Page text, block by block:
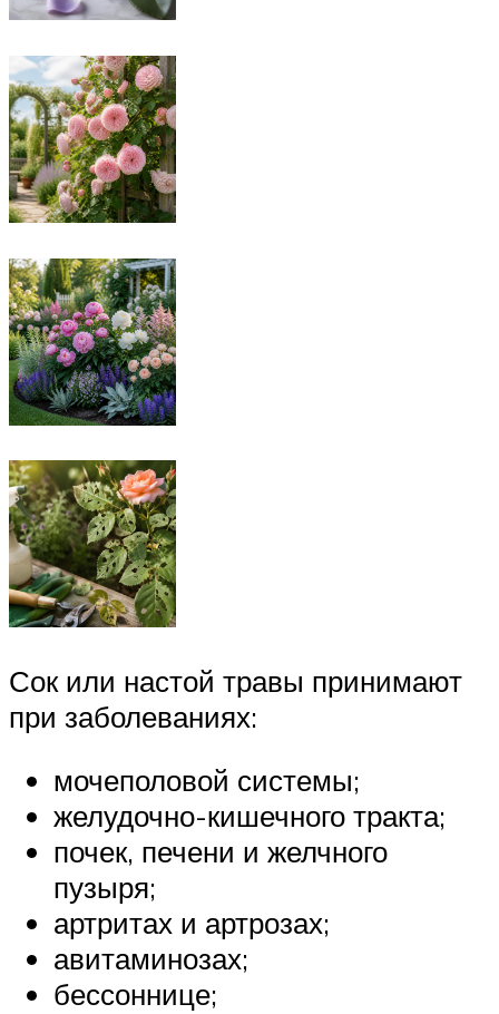
Сок или настой травы принимают
при заболеваниях:
мочеполовой системы;
желудочно-кишечного тракта;
почек, печени и желчного
пузыря;
артритах и артрозах;
авитаминозах;
бессоннице;